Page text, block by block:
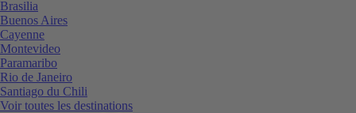
Brasilia
Buenos Aires
Cayenne
Montevideo
Paramaribo
Rio de Janeiro
Santiago du Chili
Voir toutes les destinations